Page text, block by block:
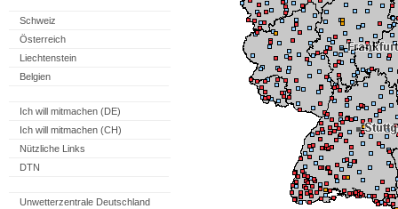
Schweiz
Österreich
Liechtenstein
Belgien
Ich will mitmachen (DE)
Ich will mitmachen (CH)
Nützliche Links
DTN
Unwetterzentrale Deutschland